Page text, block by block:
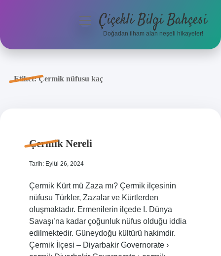
Anasayfa
menüyüÇiçekli Bilgi Bahçesi
Doğadan ilham alan neşeli hikayeler!
Etiket:Çermik nüfusu kaç
Çermik Nereli
Tarih: Eylül 26, 2024
Çermik Kürt mü Zaza mı? Çermik ilçesinin
nüfusu Türkler, Zazalar ve Kürtlerden
oluşmaktadır. Ermenilerin ilçede I. Dünya
Savaşı’na kadar çoğunluk nüfus olduğu iddia
edilmektedir. Güneydoğu kültürü hakimdir.
Çermik İlçesi – Diyarbakir Governorate ›